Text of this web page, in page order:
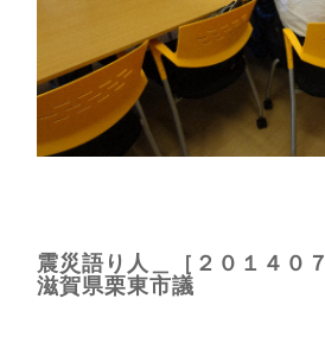
震災語り人＿［２０１４０
滋賀県栗東市議